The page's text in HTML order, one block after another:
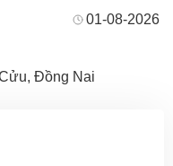
01-08-2026
Đồng Nai